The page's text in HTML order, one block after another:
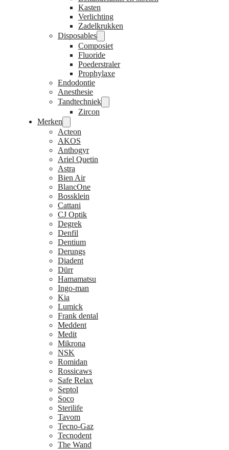
Kasten
Verlichting
Zadelkrukken
Disposables
Composiet
Fluoride
Poederstraler
Prophylaxe
Endodontie
Anesthesie
Tandtechniek
Zircon
Merken
Acteon
AKOS
Anthogyr
Ariel Quetin
Astra
Bien Air
BlancOne
Bossklein
Cattani
CJ Optik
Degrek
Denfil
Dentium
Derungs
Diadent
Dürr
Hamamatsu
Ingo-man
Kia
Lumick
Frank dental
Meddent
Medit
Mikrona
NSK
Romidan
Rossicaws
Safe Relax
Septol
Soco
Sterilife
Tavom
Tecno-Gaz
Tecnodent
The Wand